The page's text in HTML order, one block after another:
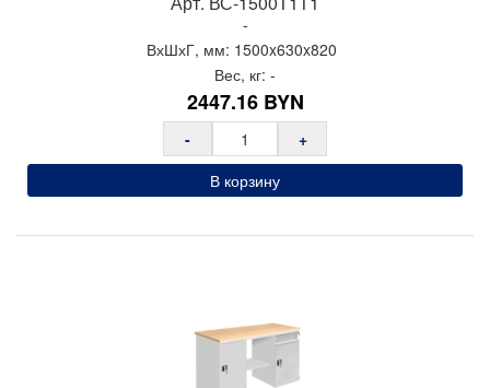
-
ВхШхГ, мм: 1500x630x820
Вес, кг: -
2447.16 BYN
-
+
В корзину